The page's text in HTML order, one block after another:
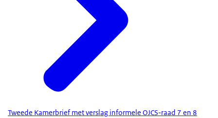
Tweede Kamerbrief met verslag informele OJCS-raad 7 en 8